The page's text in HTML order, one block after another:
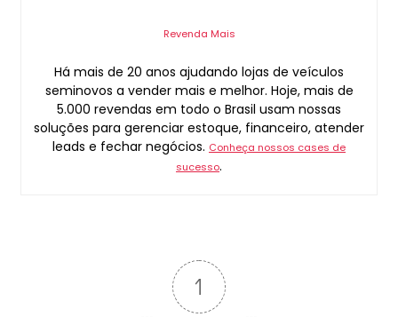
Revenda Mais
Há mais de 20 anos ajudando lojas de veículos
seminovos a vender mais e melhor. Hoje, mais de
5.000 revendas em todo o Brasil usam nossas
soluções para gerenciar estoque, financeiro, atender
leads e fechar negócios. Conheça nossos cases de
sucesso.
1